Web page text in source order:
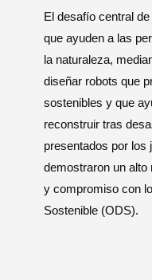
El desafío central
que ayuden a las
la naturaleza,
diseñar robots que
sostenibles y que
reconstruir tras
presentados por los
demostraron un alto
y compromiso con
Sostenible (ODS).